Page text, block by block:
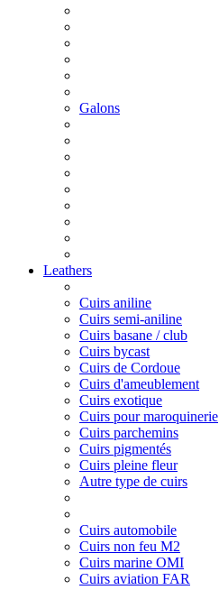
Galons
Leathers
Cuirs aniline
Cuirs semi-aniline
Cuirs basane / club
Cuirs bycast
Cuirs de Cordoue
Cuirs d'ameublement
Cuirs exotique
Cuirs pour maroquinerie
Cuirs parchemins
Cuirs pigmentés
Cuirs pleine fleur
Autre type de cuirs
Cuirs automobile
Cuirs non feu M2
Cuirs marine OMI
Cuirs aviation FAR